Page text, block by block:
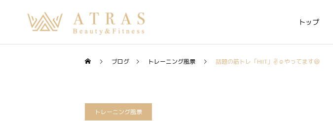
トップ
ブログ トレーニング風景 話題の筋トレ「HIIT」✌️☺️やってます😆
トレーニング風景